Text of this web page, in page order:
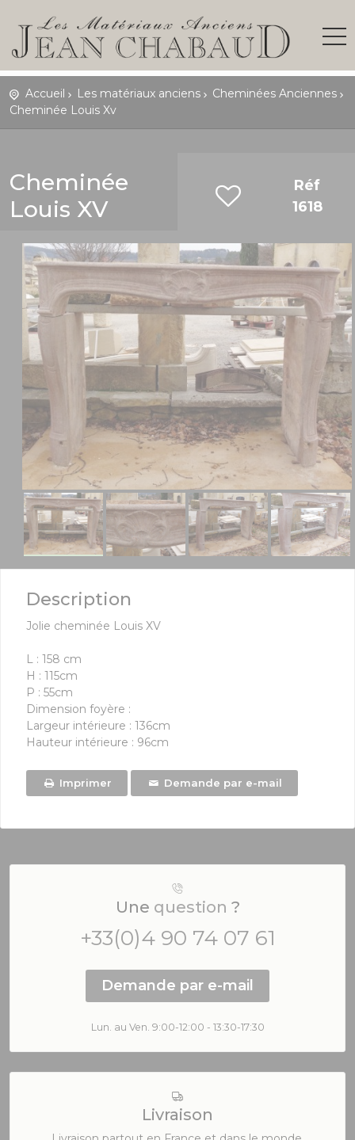
Accueil Les matériaux anciens
Cheminées Anciennes
Cheminée Louis Xv
Cheminée
Louis XV
Réf
1618
Description
Jolie cheminée Louis XV
L : 158 cm
H : 115cm
P : 55cm
Dimension foyère :
Largeur intérieure : 136cm
Hauteur intérieure : 96cm
Imprimer Demande par e-mail
Une question ?
+33(0)4 90 74 07 61
Demande par e-mail
Lun. au Ven. 9:00-12:00 - 13:30-17:30
Livraison